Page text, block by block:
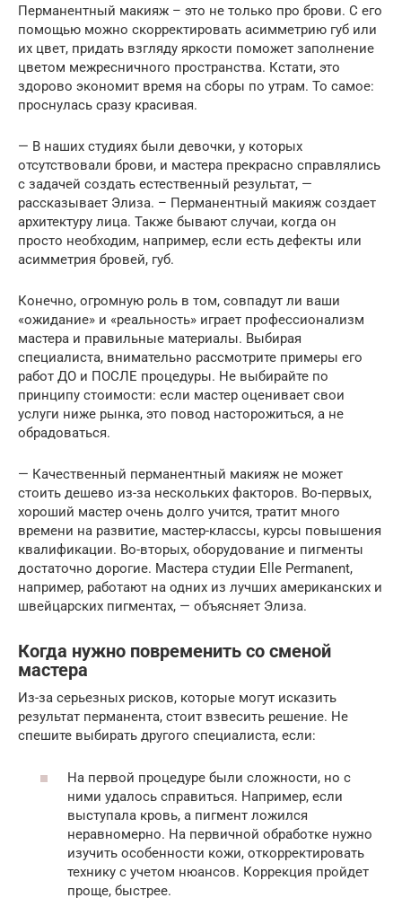
Перманентный макияж – это не только про брови. С его
помощью можно скорректировать асимметрию губ или
их цвет, придать взгляду яркости поможет заполнение
цветом межресничного пространства. Кстати, это
здорово экономит время на сборы по утрам. То самое:
проснулась сразу красивая.
— В наших студиях были девочки, у которых
отсутствовали брови, и мастера прекрасно справлялись
с задачей создать естественный результат, —
рассказывает Элиза. – Перманентный макияж создает
архитектуру лица. Также бывают случаи, когда он
просто необходим, например, если есть дефекты или
асимметрия бровей, губ.
Конечно, огромную роль в том, совпадут ли ваши
«ожидание» и «реальность» играет профессионализм
мастера и правильные материалы. Выбирая
специалиста, внимательно рассмотрите примеры его
работ ДО и ПОСЛЕ процедуры. Не выбирайте по
принципу стоимости: если мастер оценивает свои
услуги ниже рынка, это повод насторожиться, а не
обрадоваться.
— Качественный перманентный макияж не может
стоить дешево из-за нескольких факторов. Во-первых,
хороший мастер очень долго учится, тратит много
времени на развитие, мастер-классы, курсы повышения
квалификации. Во-вторых, оборудование и пигменты
достаточно дорогие. Мастера студии Elle Permanent,
например, работают на одних из лучших американских и
швейцарских пигментах, — объясняет Элиза.
Когда нужно повременить со сменой
мастера
Из-за серьезных рисков, которые могут исказить
результат перманента, стоит взвесить решение. Не
спешите выбирать другого специалиста, если:
На первой процедуре были сложности, но с
ними удалось справиться. Например, если
выступала кровь, а пигмент ложился
неравномерно. На первичной обработке нужно
изучить особенности кожи, откорректировать
технику с учетом нюансов. Коррекция пройдет
проще, быстрее.